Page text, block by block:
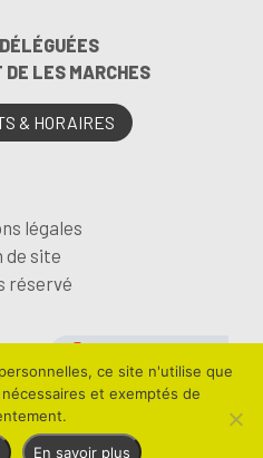
DE LES MARCHES
& HORAIRES
légales
de site
réservé
FACEBOOK
Web collectivités
ce site n'utilise que
et exemptés de
En savoir plus